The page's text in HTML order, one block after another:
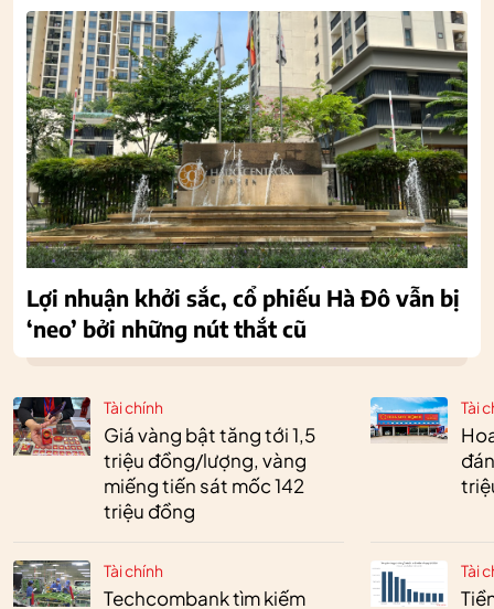
Tài chính
Giá vàng bật tăng tới 1,5
triệu đồng/lượng, vàng
miếng tiến sát mốc 142
triệu đồng
Tài chính
Techcombank tìm kiếm
Tài
Tài
Lợi nhuận khởi sắc, cổ phiếu Hà Đô vẫn bị
‘neo’ bởi những nút thắt cũ